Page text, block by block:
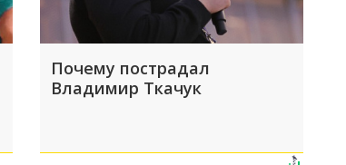
Почему пострадал
Владимир Ткачук